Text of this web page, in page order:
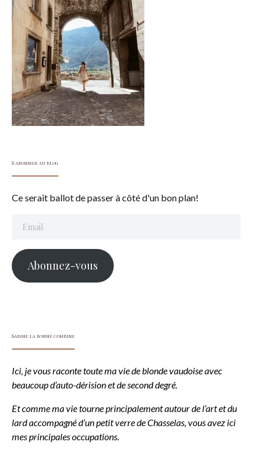
S'abonner au blog
Ce serait ballot de passer à côté d'un bon plan!
Abonnez-vous
Sabine la bonne combine
Ici, je vous raconte toute ma vie de blonde vaudoise avec
beaucoup d’auto-dérision et de second degré.
Et comme ma vie tourne principalement autour de l’art et du
lard accompagné d’un petit verre de Chasselas, vous avez ici
mes principales occupations.